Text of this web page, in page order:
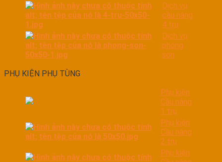
Dịch vụ
cầu nâng
4 trụ
Dịch vụ
phòng
sơn
PHỤ KIỆN PHỤ TÙNG
Phụ kiện
Cầu nâng
1 trụ
Phụ kiện
Cầu nâng
2 trụ
Phụ kiện